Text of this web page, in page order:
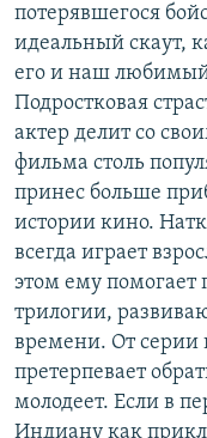
потерявшегося
идеальный скаут,
его и наш
Подростковая
актер делит со
фильма столь
принес больше
истории кино.
всегда играет
этом ему помогает
трилогии,
времени. От серии
претерпевает
молодеет. Если в
Индиану как